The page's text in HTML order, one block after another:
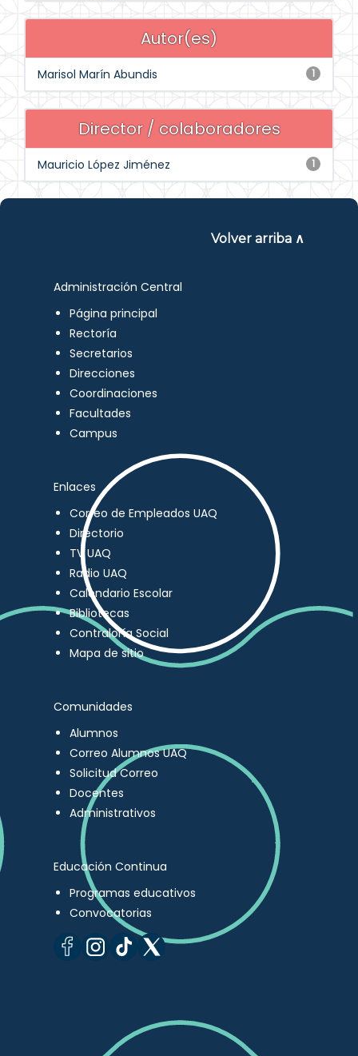
Autor(es)
1
Marisol Marín Abundis
Director / colaboradores
1
Mauricio López Jiménez
Volver arriba ∧
Administración Central
Página principal
Rectoría
Secretarios
Direcciones
Coordinaciones
Facultades
Campus
Enlaces
Correo de Empleados UAQ
Directorio
TV UAQ
Radio UAQ
Calendario Escolar
Bibliotecas
Contraloría Social
Mapa de sitio
Comunidades
Alumnos
Correo Alumnos UAQ
Solicitud Correo
Docentes
Administrativos
Educación Continua
Programas educativos
Convocatorias